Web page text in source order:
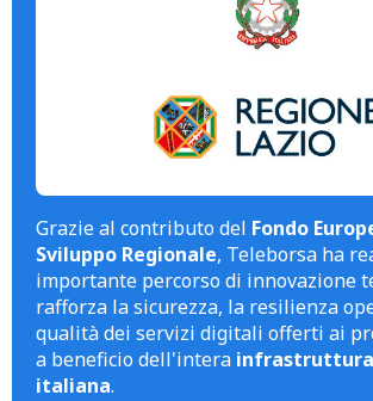
Grazie al contributo del Fondo
Sviluppo Regionale, Teleborsa ha
importante percorso di innovazione
rafforza la sicurezza, la resilienza
qualità dei servizi digitali offerti ai
a beneficio dell'intera
italiana.